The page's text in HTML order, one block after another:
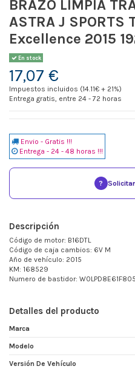
BRAZO LIMPIA
ASTRA J SPORTS
Excellence 2015
En stock
17,07 €
Impuestos incluidos (14.11€ + 21%)
Entrega gratis, entre 24 - 72 horas
Envio - Gratis !!!
Entrega - 24 - 48 horas !!!
?
Descripción
Código de motor: B16DTL
Código de caja cambios: 6V M
Año de vehículo: 2015
KM: 168529
Numero de bastidor:
Detalles del producto
Marca
Modelo
Versión De Vehículo